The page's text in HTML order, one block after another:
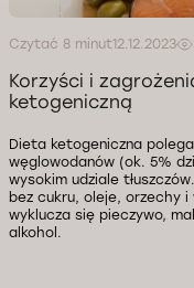
Czytać 8 minut12.12.2023
Korzyści i
ketogeniczną
Dieta ketogeniczna
węglowodanów (ok. 5%
wysokim udziale
bez cukru, oleje, orzechy
wyklucza się pieczywo,
alkohol.